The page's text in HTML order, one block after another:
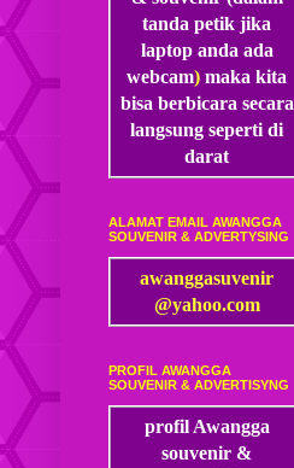
tanda petik jika
laptop anda ada
webcam)maka kita
bisa berbicara secara
langsung seperti di
darat
ALAMAT EMAIL AWANGGA
SOUVENIR & ADVERTYSING
awanggasuvenir
@yahoo.com
PROFIL AWANGGA
SOUVENIR & ADVERTISYNG
profil Awangga
souvenir &